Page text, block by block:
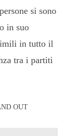
si sono
in suo
in tutto il
tra i partiti
OUT